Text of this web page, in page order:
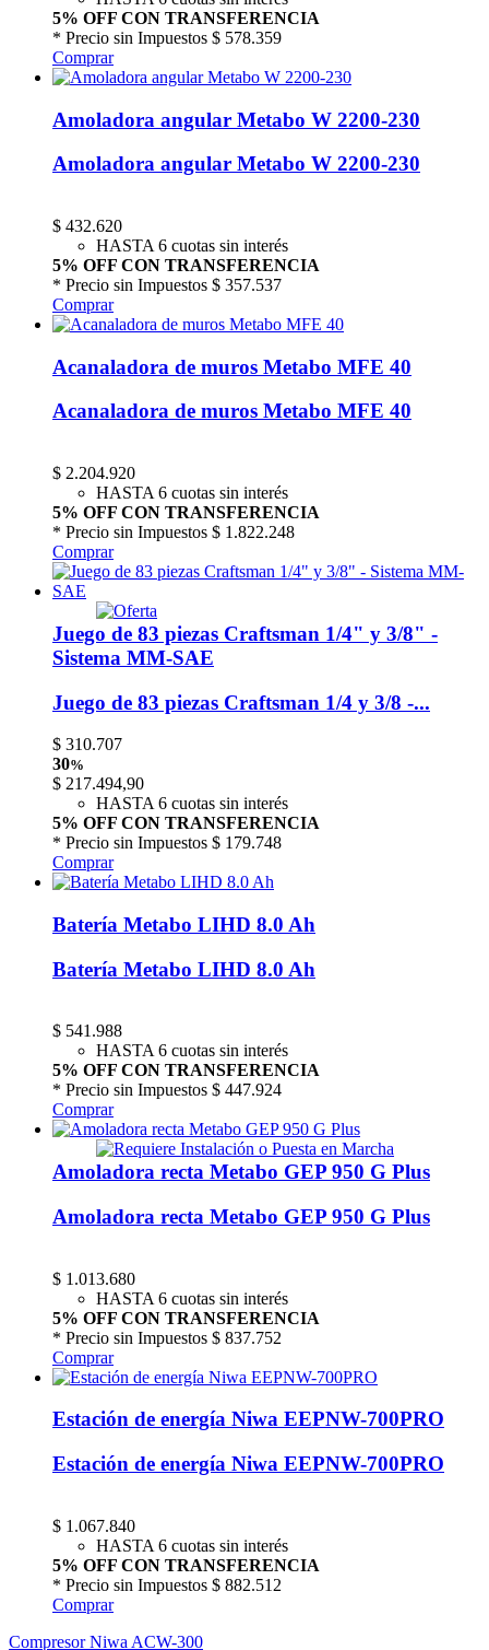
5% OFF CON TRANSFERENCIA
* Precio sin Impuestos $ 578.359
Comprar
Amoladora angular Metabo W 2200-230
Amoladora angular Metabo W 2200-230
$ 432.620
HASTA 6 cuotas sin interés
5% OFF CON TRANSFERENCIA
* Precio sin Impuestos $ 357.537
Comprar
Acanaladora de muros Metabo MFE 40
Acanaladora de muros Metabo MFE 40
$ 2.204.920
HASTA 6 cuotas sin interés
5% OFF CON TRANSFERENCIA
* Precio sin Impuestos $ 1.822.248
Comprar
Juego de 83 piezas Craftsman 1/4" y 3/8" -
Sistema MM-SAE
Juego de 83 piezas Craftsman 1/4 y 3/8 -...
$ 310.707
30%
$ 217.494,90
HASTA 6 cuotas sin interés
5% OFF CON TRANSFERENCIA
* Precio sin Impuestos $ 179.748
Comprar
Batería Metabo LIHD 8.0 Ah
Batería Metabo LIHD 8.0 Ah
$ 541.988
HASTA 6 cuotas sin interés
5% OFF CON TRANSFERENCIA
* Precio sin Impuestos $ 447.924
Comprar
Amoladora recta Metabo GEP 950 G Plus
Amoladora recta Metabo GEP 950 G Plus
$ 1.013.680
HASTA 6 cuotas sin interés
5% OFF CON TRANSFERENCIA
* Precio sin Impuestos $ 837.752
Comprar
Estación de energía Niwa EEPNW-700PRO
Estación de energía Niwa EEPNW-700PRO
$ 1.067.840
HASTA 6 cuotas sin interés
5% OFF CON TRANSFERENCIA
* Precio sin Impuestos $ 882.512
Comprar
Compresor Niwa ACW-300